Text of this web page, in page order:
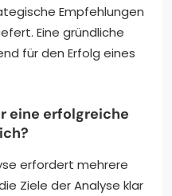
Empfehlungen
Eine gründliche
für den Erfolg eines
eine erfolgreiche
erfordert mehrere
Ziele der Analyse klar